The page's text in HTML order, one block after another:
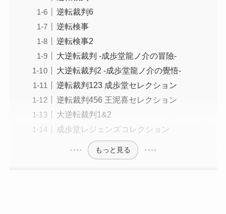
逆転裁判6
逆転検事
逆転検事2
大逆転裁判 -成歩堂龍ノ介の冒險-
大逆転裁判2 -成歩堂龍ノ介の覺悟-
逆転裁判123 成歩堂セレクション
逆転裁判456 王泥喜セレクション
大逆転裁判1&2
成歩堂レジェンズコレクション
もっと見る